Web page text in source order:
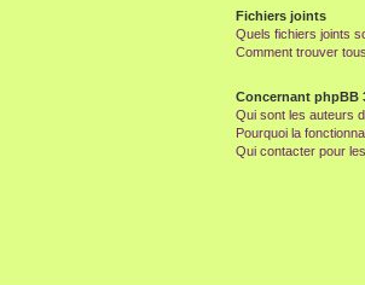
Fichiers joints
Quels fichiers joints
Comment trouver
Concernant phpBB
Qui sont les auteurs
Pourquoi la
Qui contacter pour